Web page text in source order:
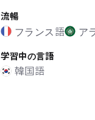
流暢
フランス語 ア
学習中の言語
韓国語